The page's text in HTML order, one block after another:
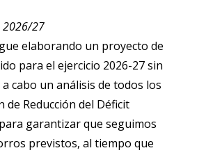
2026/27
elaborando un proyecto de
para el ejercicio 2026-27 sin
a cabo un análisis de todos los
de Reducción del Déficit
garantizar que seguimos
previstos, al tiempo que